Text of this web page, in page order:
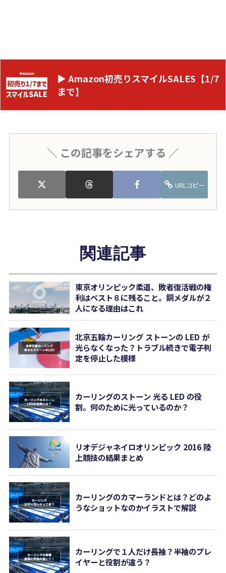
▶ Amazon初売りスマイルSALES【1/7
まで】
＼ この記事をシェアする ／
URLコピー
関連記事
東京オリンピック柔道、敗者復活戦の権
利はベスト８に残ること。銅メダルが２
人になる理由はこれ
北京五輪カーリング ストーンの LED が
光らなくなった？トラブル続きで電子判
定を停止した模様
カーリングのストーン 光る LED の役
割。何のために光っているのか？
リオデジャネイロオリンピック 2016 陸
上競技の結果まとめ
カーリングのカマーランドとは？どのよ
うなショットなのかイラストで解説
カーリングで１人だけ長袖？半袖のプレ
イヤーと役割が違う？